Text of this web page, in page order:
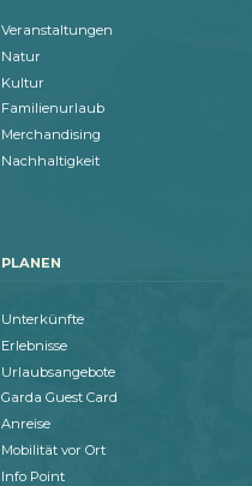
Veranstaltungen
Natur
Kultur
Familienurlaub
Merchandising
Nachhaltigkeit
PLANEN
Unterkünfte
Erlebnisse
Urlaubsangebote
Garda Guest Card
Anreise
Mobilität vor Ort
Info Point